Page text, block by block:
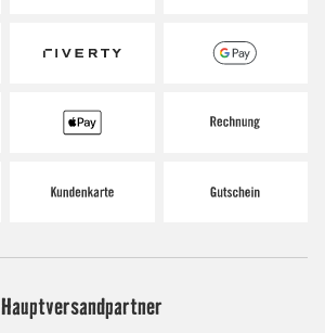
Hauptversandpartner